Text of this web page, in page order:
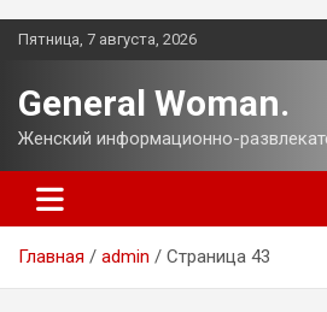
Перейти
Пятница, 7 августа, 2026
General Woman.
Женский информационно-
Главная admin Страница 43